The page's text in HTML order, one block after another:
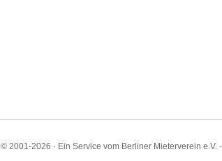
© 2001-2026 · Ein Service vom Berliner Mieterverein e.V. ·